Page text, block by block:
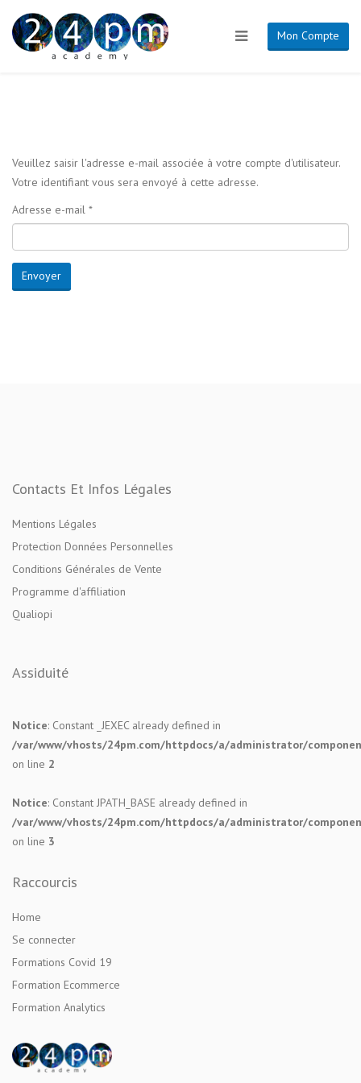
Mon Compte
Veuillez saisir l'adresse e-mail associée à votre compte d'utilisateur.
Votre identifiant vous sera envoyé à cette adresse.
Adresse e-mail *
Envoyer
Contacts Et Infos Légales
Mentions Légales
Protection Données Personnelles
Conditions Générales de Vente
Programme d'affiliation
Qualiopi
Assiduité
Notice: Constant _JEXEC already defined in
/var/www/vhosts/24pm.com/httpdocs/a/administrator/
on line 2
Notice: Constant JPATH_BASE already defined in
/var/www/vhosts/24pm.com/httpdocs/a/administrator/
on line 3
Raccourcis
Home
Se connecter
Formations Covid 19
Formation Ecommerce
Formation Analytics